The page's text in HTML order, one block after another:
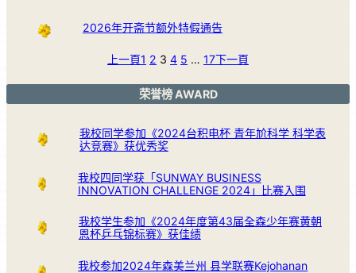
2026年开斋节额外特假通告
上一頁1 2 3 4 5 … 17下一頁
荣誉榜 AWARD
我校同学参加《2024台积电杯 青年尬科学 科学表
达竞赛》获优秀奖
我校四同学获「SUNWAY BUSINESS
INNOVATION CHALLENGE 2024」比赛入围
我校学生参加《2024年度第43届全森少年赛黄朝
恩杯乒乓锦标赛》获佳绩
我校参加2024年森美兰州 县学联赛Kejohanan